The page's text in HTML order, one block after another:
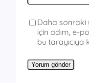
Daha sonraki
için adım, e-
bu tarayıcıya